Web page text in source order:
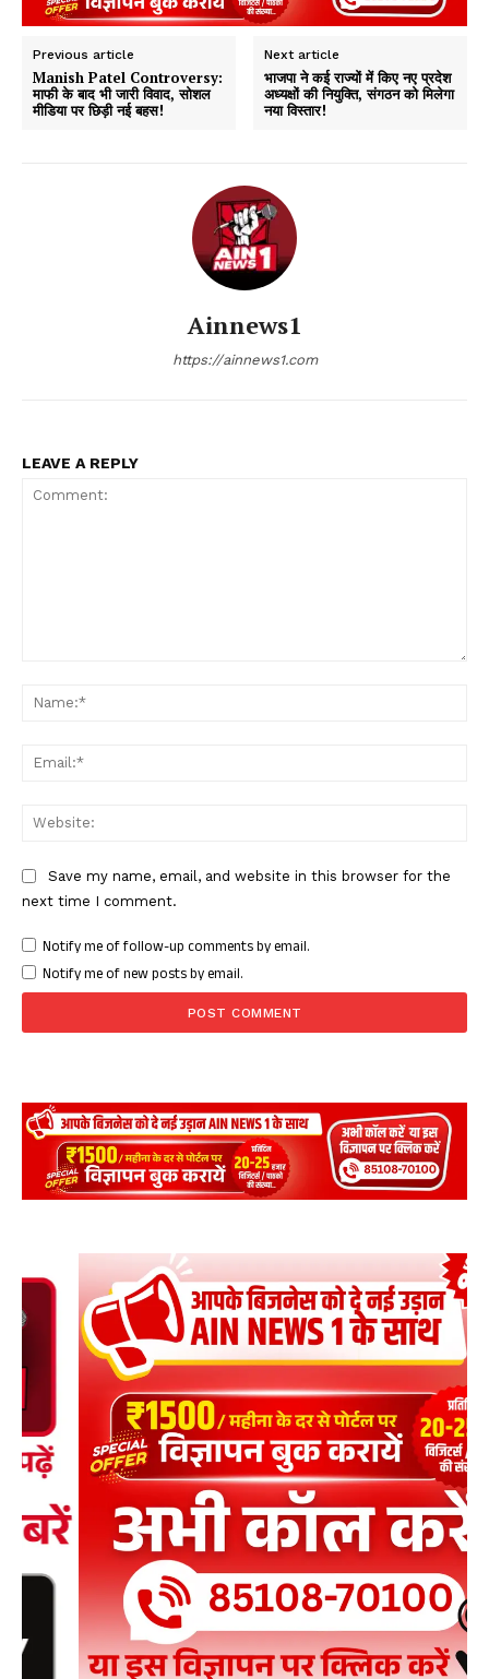
Facebook
X WhatsApp
Share
Read Latest News on AIN
NEWS 1 App
Previous article
Manish Patel Controversy:
माफी के बाद भी जारी विवाद, सोशल
मीडिया पर छिड़ी नई बहस!
Next article
भाजपा ने कई राज्यों में किए नए प्रदेश
अध्यक्षों की नियुक्ति, संगठन को मिलेगा
नया विस्तार!
Ainnews1
https://ainnews1.com
LEAVE A REPLY
Save my name, email, and website in this browser for the
next time I comment.
Notify me of follow-up comments by email.
Notify me of new posts by email.